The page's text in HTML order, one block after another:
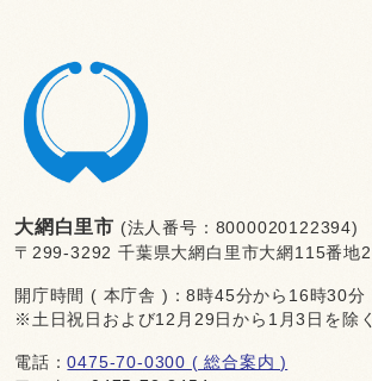
大網白里市 (法人番号：8000020122394)
〒299-3292 千葉県大網白里市大網115番地2
開庁時間 ( 本庁舎 )：8時45分から16時30分
※土日祝日および12月29日から1月3日を除く
電話：0475-70-0300 ( 総合案内 )